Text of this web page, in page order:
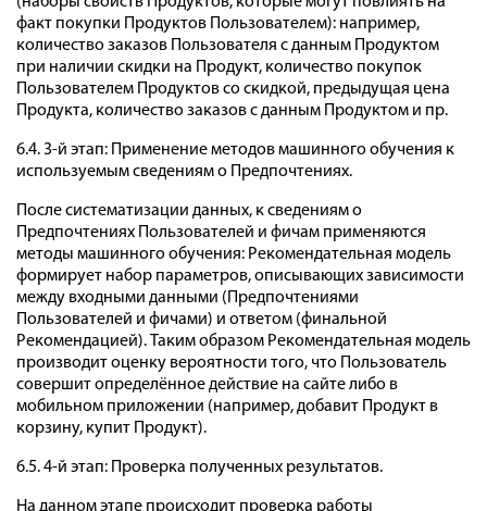
факт покупки Продуктов Пользователем): например,
количество заказов Пользователя с данным Продуктом
при наличии скидки на Продукт, количество покупок
Пользователем Продуктов со скидкой, предыдущая цена
Продукта, количество заказов с данным Продуктом и пр.
6.4. 3-й этап: Применение методов машинного обучения к
используемым сведениям о Предпочтениях.
После систематизации данных, к сведениям о
Предпочтениях Пользователей и фичам применяются
методы машинного обучения: Рекомендательная модель
формирует набор параметров, описывающих зависимости
между входными данными (Предпочтениями
Пользователей и фичами) и ответом (финальной
Рекомендацией). Таким образом Рекомендательная модель
производит оценку вероятности того, что Пользователь
совершит определённое действие на сайте либо в
мобильном приложении (например, добавит Продукт в
корзину, купит Продукт).
6.5. 4-й этап: Проверка полученных результатов.
На данном этапе происходит проверка работы